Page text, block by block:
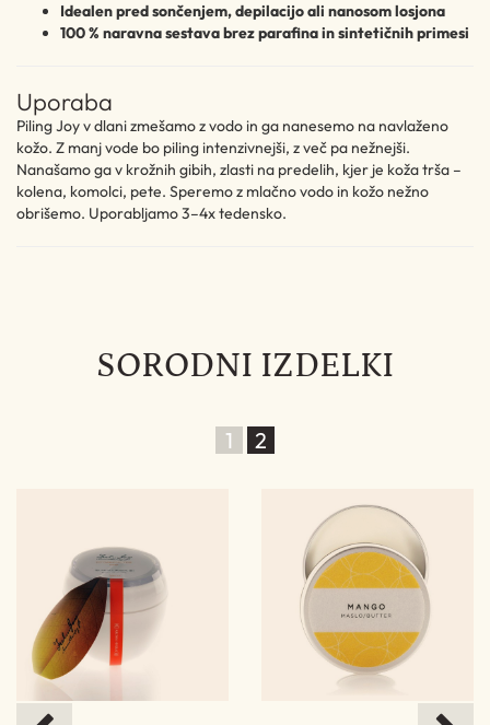
Idealen pred sončenjem, depilacijo ali nanosom losjona
100 % naravna sestava brez parafina in sintetičnih primesi
Uporaba
Piling Joy v dlani zmešamo z vodo in ga nanesemo na navlaženo
kožo. Z manj vode bo piling intenzivnejši, z več pa nežnejši.
Nanašamo ga v krožnih gibih, zlasti na predelih, kjer je koža trša –
kolena, komolci, pete. Speremo z mlačno vodo in kožo nežno
obrišemo. Uporabljamo 3–4x tedensko.
SORODNI IZDELKI
1 2